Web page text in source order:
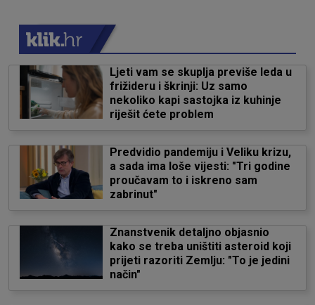
Ljeti vam se skuplja previše leda u
frižideru i škrinji: Uz samo
nekoliko kapi sastojka iz kuhinje
riješit ćete problem
Predvidio pandemiju i Veliku krizu,
a sada ima loše vijesti: "Tri godine
proučavam to i iskreno sam
zabrinut"
Znanstvenik detaljno objasnio
kako se treba uništiti asteroid koji
prijeti razoriti Zemlju: "To je jedini
način"